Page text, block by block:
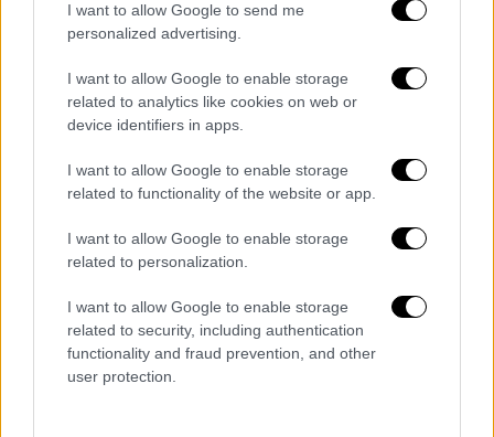
I want to allow Google to send me
personalized advertising.
I want to allow Google to enable storage
related to analytics like cookies on web or
device identifiers in apps.
I want to allow Google to enable storage
related to functionality of the website or app.
I want to allow Google to enable storage
related to personalization.
I want to allow Google to enable storage
related to security, including authentication
functionality and fraud prevention, and other
user protection.
POPULAR VIDEOS
Κεντρικό δελτίο ειδήσεων 06/08/2026
Φωτιά στη Σκύρο: Τεράστιες φλόγες και
ολονύχτια μάχη